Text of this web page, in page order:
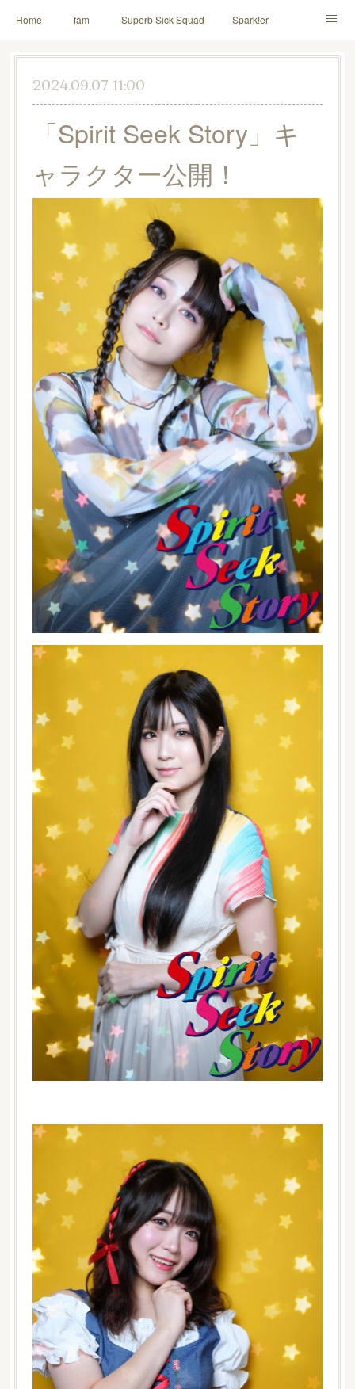
Home fam Superb Sick Squad Spark!er
M!X ♪ll nut up fam contact 「depenDANCE」
PINK THUNDER AILE! シャウト！
イルナップ強化週間 「バカサワギ-High-」「ハッピ⇒ギャルマインド」
2024.09.07 11:00
「Spirit Seek Story」キ
ャラクター公開！